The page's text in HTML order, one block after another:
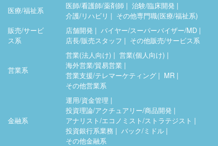
医療/福祉系
医師/看護師/薬剤師
治験/臨床開発
介護/リハビリ
その他専門職(医療/福祉系)
販売/サービ
ス系
店舗開発
バイヤー/スーパーバイザー/MD
店長/販売スタッフ
その他販売/サービス系
営業系
営業(法人向け)
営業(個人向け)
海外営業/貿易営業
営業支援/テレマーケティング
MR
その他営業系
金融系
運用/資金管理
投資理論/アクチュアリー/商品開発
アナリスト/エコノミスト/ストラテジスト
投資銀行系業務
バック/ミドル
その他金融系